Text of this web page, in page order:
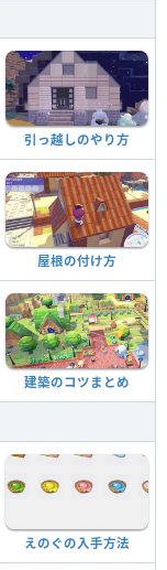
引っ越しのやり方
屋根の付け方
建築のコツまとめ
えのぐの入手方法